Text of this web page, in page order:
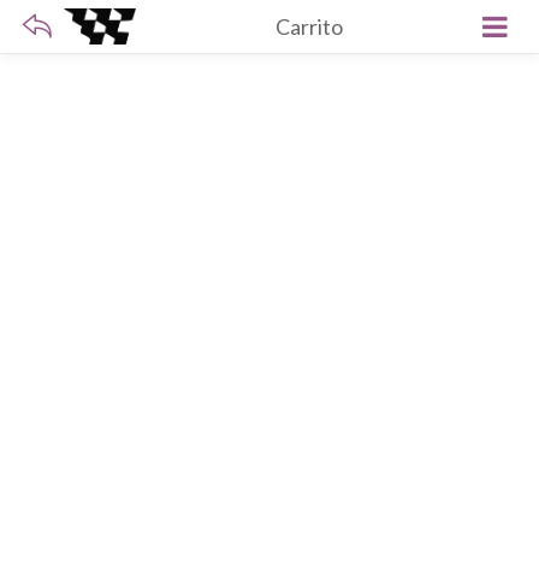
Carrito